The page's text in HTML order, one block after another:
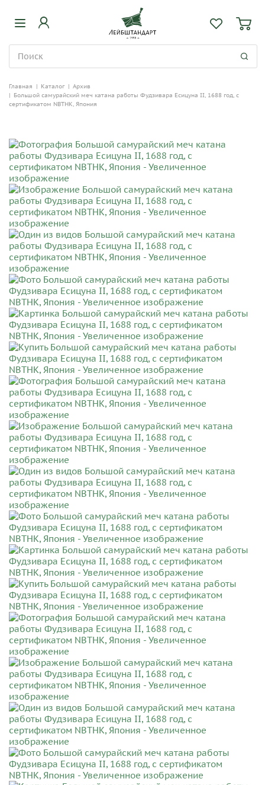
Главная | Каталог | Архив
| Большой самурайский меч катана работы Фудзивара Есицуна II, 1688 год, с
сертификатом NBTHK, Япония